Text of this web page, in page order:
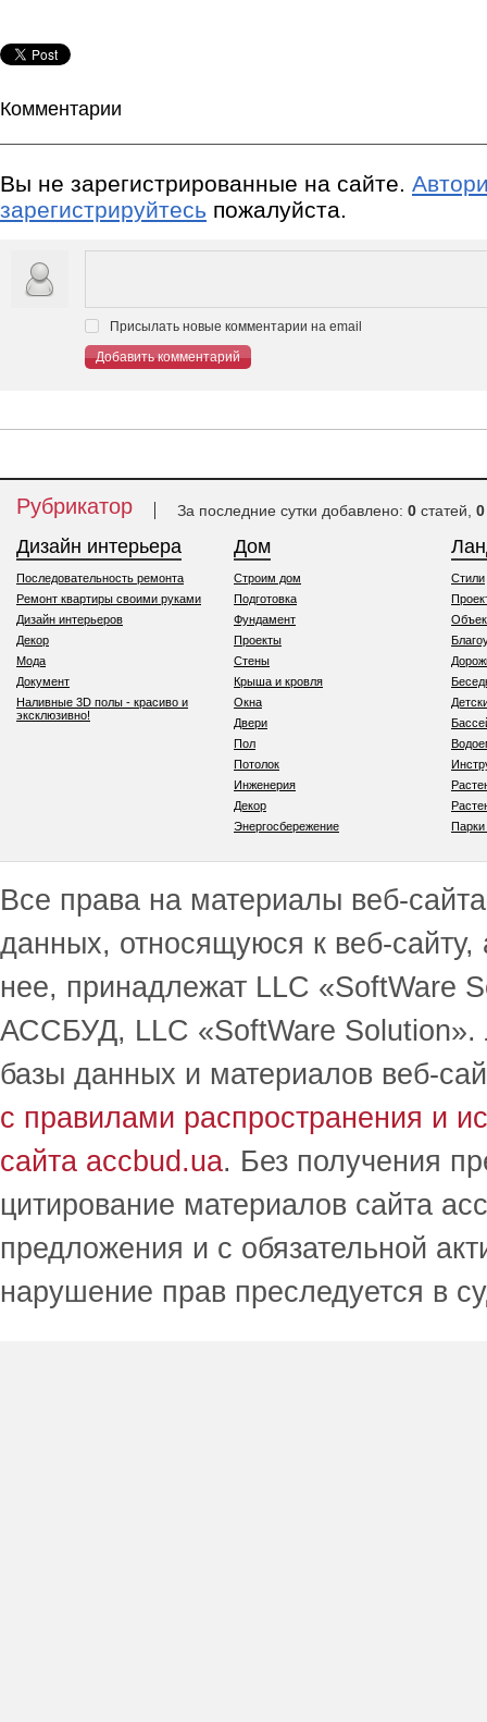
Комментарии
Вы не зарегистрированные на сайте.
зарегистрируйтесь пожалуйста.
Присылать новые комментарии на email
Добавить комментарий
Рубрикатор За последние сутки добавлено: 0 статей, 0
Дизайн интерьера
Последовательность ремонта
Ремонт квартиры своими руками
Дизайн интерьеров
Декор
Мода
Документ
Наливные 3D полы - красиво и
эксклюзивно!
Дом
Строим дом
Подготовка
Фундамент
Проекты
Стены
Крыша и кровля
Окна
Двери
Пол
Потолок
Инженерия
Декор
Энергосбережение
Стили
Все права на материалы веб-
данных, относящуюся к веб-
нее, принадлежат LLC
АССБУД, LLC «SoftWare Solution».
базы данных и материалов веб-
с правилами распространения и
сайта accbud.ua. Без получения
цитирование материалов сайта
предложения и с обязательной
нарушение прав преследуется в